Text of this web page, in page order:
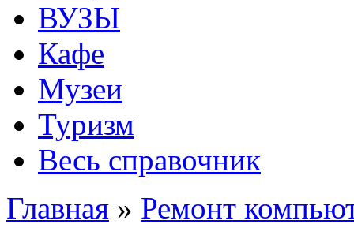
ВУЗЫ
Кафе
Музеи
Туризм
Весь справочник
Главная » Ремонт